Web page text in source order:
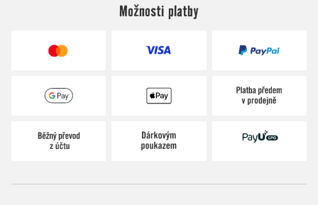
Možnosti platby